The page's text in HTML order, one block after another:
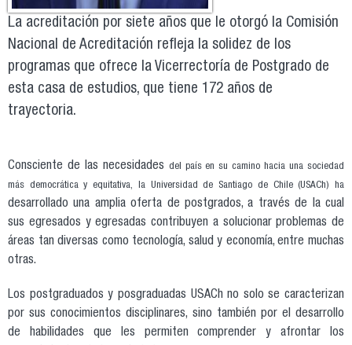
La acreditación por siete años que le otorgó la Comisión
Nacional de Acreditación refleja la solidez de los
programas que ofrece la Vicerrectoría de Postgrado de
esta casa de estudios, que tiene 172 años de
trayectoria.
Consciente de las necesidades del país en su camino hacia unasociedad
más democrática yequitativa, la Universidad de Santiago de Chile (USACh) ha
desarrollado una amplia oferta de postgrados, a través de la cual
sus egresados y egresadas contribuyen a solucionar problemas de
áreas tan diversas como tecnología, salud y economía, entre muchas
otras.
Los postgraduados y posgraduadas USACh no solo se caracterizan
por sus conocimientos disciplinares, sino también por el desarrollo
de habilidades que les permiten comprender y afrontar los